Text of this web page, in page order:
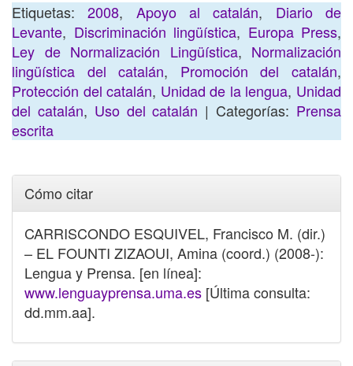
Etiquetas:2008, Apoyo al catalán, Diario de
Levante, Discriminación lingüística, Europa Press,
Ley de Normalización Lingüística, Normalización
lingüística del catalán, Promoción del catalán,
Protección del catalán, Unidad de la lengua, Unidad
del catalán, Uso del catalán | Categorías: Prensa
escrita
Cómo citar
CARRISCONDO ESQUIVEL, Francisco M. (dir.)
– EL FOUNTI ZIZAOUI, Amina (coord.) (2008-):
Lengua y Prensa. [en línea]:
www.lenguayprensa.uma.es [Última consulta:
dd.mm.aa].